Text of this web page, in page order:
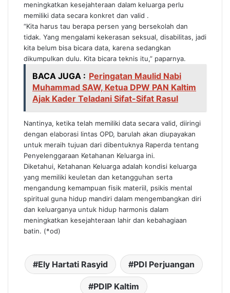
meningkatkan kesejahteraan dalam keluarga perlu
memiliki data secara konkret dan valid .
“Kita harus tau berapa persen yang bersekolah dan
tidak. Yang mengalami kekerasan seksual, disabilitas, jadi
kita belum bisa bicara data, karena sedangkan
dikumpulkan dulu. Kita bicara teknis itu,” paparnya.
BACA JUGA : Peringatan Maulid Nabi
Muhammad SAW, Ketua DPW PAN Kaltim
Ajak Kader Teladani Sifat-Sifat Rasul
Nantinya, ketika telah memiliki data secara valid, diiringi
dengan elaborasi lintas OPD, barulah akan diupayakan
untuk meraih tujuan dari dibentuknya Raperda tentang
Penyelenggaraan Ketahanan Keluarga ini.
Diketahui, Ketahanan Keluarga adalah kondisi keluarga
yang memiliki keuletan dan ketangguhan serta
mengandung kemampuan fisik materiil, psikis mental
spiritual guna hidup mandiri dalam mengembangkan diri
dan keluarganya untuk hidup harmonis dalam
meningkatkan kesejahteraan lahir dan kebahagiaan
batin. (*od)
Ely Hartati Rasyid PDI Perjuangan
PDIP Kaltim